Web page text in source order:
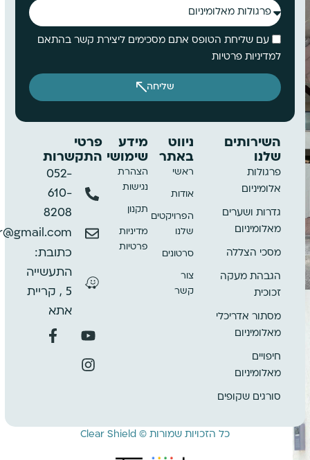
עם שליחת הטופס אתם מסכימים ליצירת קשר בהתאם
למדיניות פרטיות
שליחה
ניווט
באתר
ראשי
אודות
הפרויקטים
שלנו
סרטונים
צור
קשר
השירותים
שלנו
פרגולות
אלומיניום
גדרות ושערים
מאלומיניום
מסכי הצללה
הגבהת מעקה
זכוכית
מסתור אדריכלי
מאלומיניום
חיפויים
מאלומיניום
סורגים שקופים
מידע
שימושי
הצהרת
נגישות
תקנון
מדיניות
פרטיות
פרטי
התקשרות
052-
610-
8208
כתובת:
התעשייה
5 , קריית
אתא
כל הזכויות שמורות © Clear Shield